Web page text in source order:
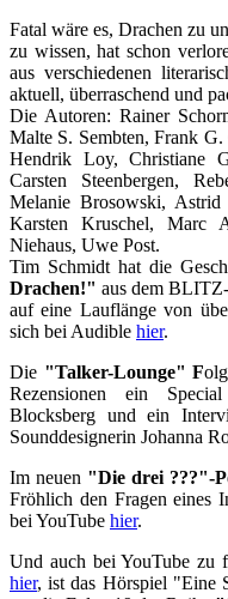
Fatal wäre es, Drachen zu
zu wissen, hat schon
aus verschiedenen
aktuell, überraschend und
Die Autoren: Rainer
Malte S. Sembten, Frank
Hendrik Loy, Christiane
Carsten Steenbergen,
Melanie Brosowski,
Karsten Kruschel, Marc
Niehaus, Uwe Post.
Tim Schmidt hat die
Drachen!" aus dem
auf eine Lauflänge von
sich bei Audible hier.
Die "Talker-Lounge" F
Rezensionen ein
Blocksberg und ein
Sounddesignerin Johanna
Im neuen "Die drei ???"-
Fröhlich den Fragen eines
bei YouTube hier.
Und auch bei YouTube zu
hier, ist das Hörspiel "Eine